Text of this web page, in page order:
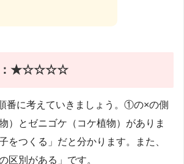
度：★☆☆☆☆
番に考えていきましょう。①の×の側
）とゼニゴケ（コケ植物）がありま
をつくる」だと分かります。また、
区別がある」です。